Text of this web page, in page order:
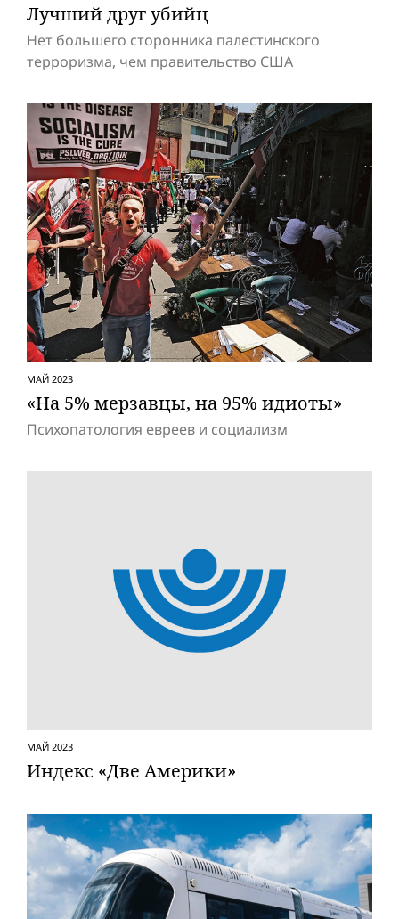
Лучший друг убийц
Нет большего сторонника палестинского
терроризма, чем правительство США
МАЙ 2023
«На 5% мерзавцы, на 95% идиоты»
Психопатология евреев и социализм
МАЙ 2023
Индекс «Две Америки»